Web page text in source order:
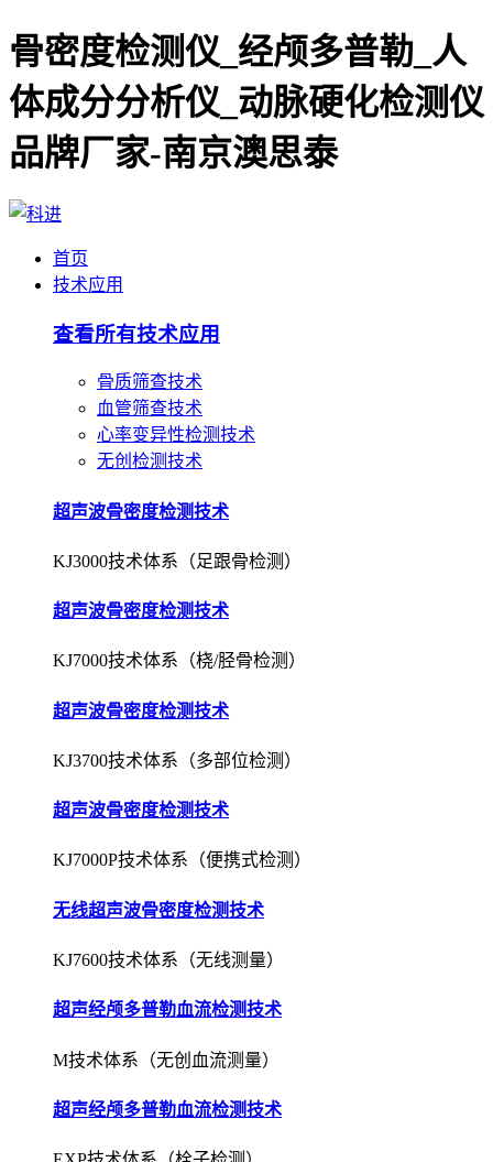
骨密度检测仪_经颅多普勒_人
体成分分析仪_动脉硬化检测仪
品牌厂家-南京澳思泰
首页
技术应用
查看所有技术应用
骨质筛查技术
血管筛查技术
心率变异性检测技术
无创检测技术
超声波骨密度检测技术
KJ3000技术体系（足跟骨检测）
超声波骨密度检测技术
KJ7000技术体系（桡/胫骨检测）
超声波骨密度检测技术
KJ3700技术体系（多部位检测）
超声波骨密度检测技术
KJ7000P技术体系（便携式检测）
无线超声波骨密度检测技术
KJ7600技术体系（无线测量）
超声经颅多普勒血流检测技术
M技术体系（无创血流测量）
超声经颅多普勒血流检测技术